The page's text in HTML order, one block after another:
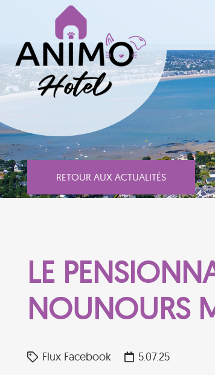
RETOUR AUX ACTUALITÉS
LE
NOUNOURS
Flux Facebook 5.07.25